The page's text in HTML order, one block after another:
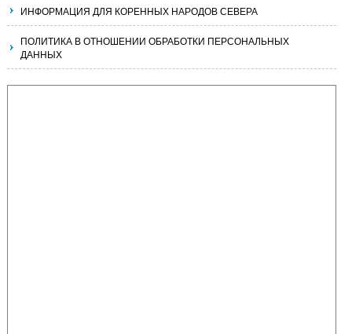
ИНФОРМАЦИЯ ДЛЯ КОРЕННЫХ НАРОДОВ СЕВЕРА
ПОЛИТИКА В ОТНОШЕНИИ ОБРАБОТКИ ПЕРСОНАЛЬНЫХ
ДАННЫХ